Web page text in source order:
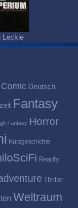
Leckie
Comic Deutsch
Fantasy
Fantasy Horror
Kurzgeschichte
Readfy
Thriller
Weltraum